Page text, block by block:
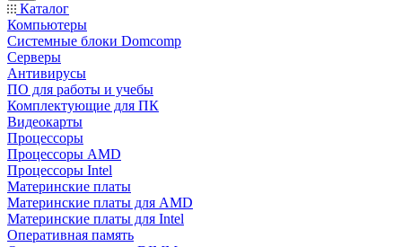
Каталог
Компьютеры
Системные блоки Domcomp
Серверы
Антивирусы
ПО для работы и учебы
Комплектующие для ПК
Видеокарты
Процессоры
Процессоры AMD
Процессоры Intel
Материнские платы
Материнские платы для AMD
Материнские платы для Intel
Оперативная память